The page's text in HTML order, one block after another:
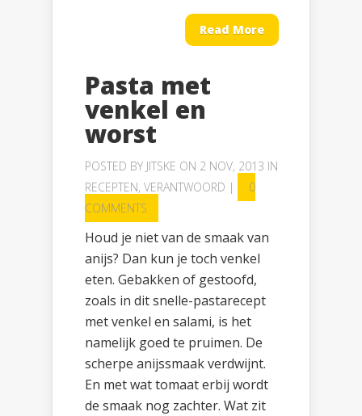
Read More
Pasta met
venkel en
worst
POSTED BY JITSKE ON 2 NOV, 2013 IN
RECEPTEN, VERANTWOORD |
0
COMMENTS
Houd je niet van de smaak van
anijs? Dan kun je toch venkel
eten. Gebakken of gestoofd,
zoals in dit snelle-pastarecept
met venkel en salami, is het
namelijk goed te pruimen. De
scherpe anijssmaak verdwijnt.
En met wat tomaat erbij wordt
de smaak nog zachter. Wat zit